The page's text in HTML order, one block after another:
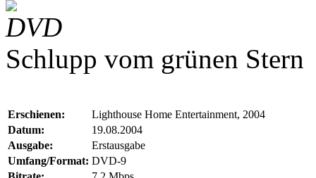
DVD
Schlupp vom grünen Stern
Erschienen:
Lighthouse Home Entertainment, 2004
Datum:
19.08.2004
Ausgabe:
Erstausgabe
Umfang/Format: DVD-9